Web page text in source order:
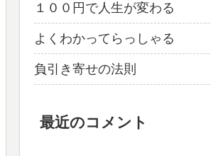
１００円で人生が変わる
よくわかってらっしゃる
負引き寄せの法則
最近のコメント